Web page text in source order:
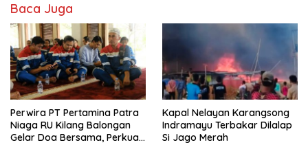
Baca Juga
Perwira PT Pertamina Patra
Niaga RU Kilang Balongan
Gelar Doa Bersama, Perkuat
Kapal Nelayan Karangsong
Indramayu Terbakar Dilalap
Si Jago Merah